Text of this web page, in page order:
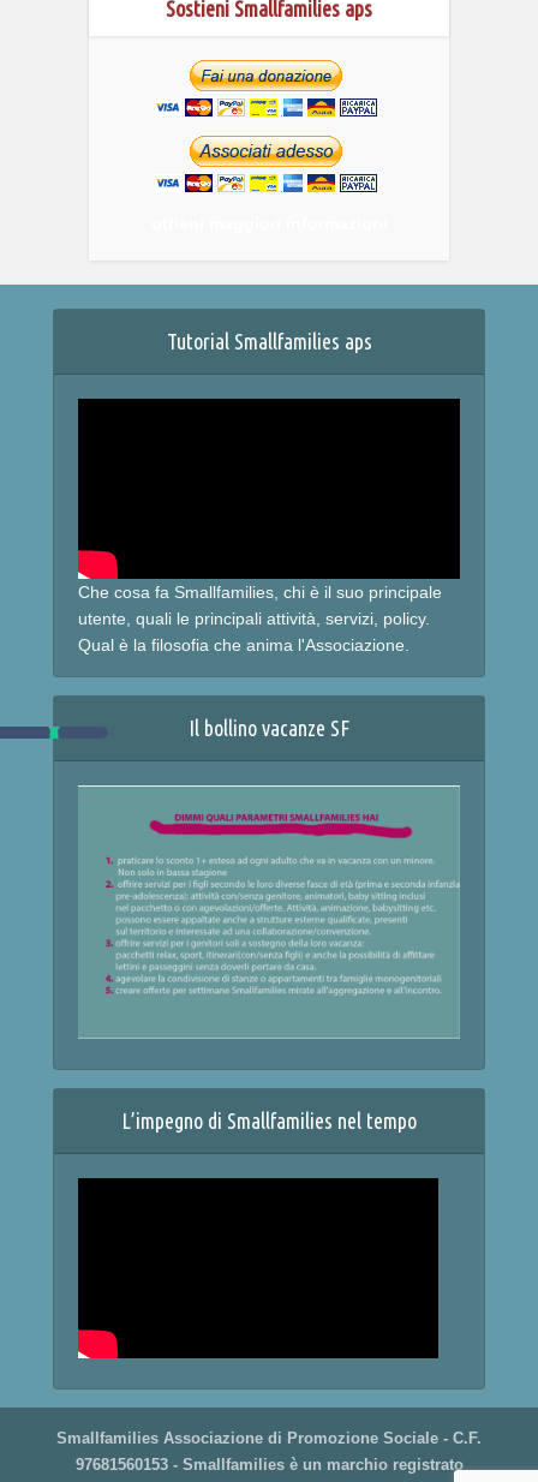
Sostieni Smallfamilies aps
Tutorial Smallfamilies aps
Che cosa fa Smallfamilies, chi è il suo principale
utente, quali le principali attività, servizi, policy.
Qual è la filosofia che anima l'Associazione.
Il bollino vacanze SF
L’impegno di Smallfamilies nel tempo
Smallfamilies Associazione di Promozione Sociale - C.F.
97681560153 - Smallfamilies è un marchio registrato